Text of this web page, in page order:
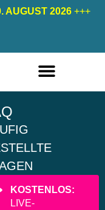
AUGUST 2026 +++
KOSTENLOS:
LIVE-